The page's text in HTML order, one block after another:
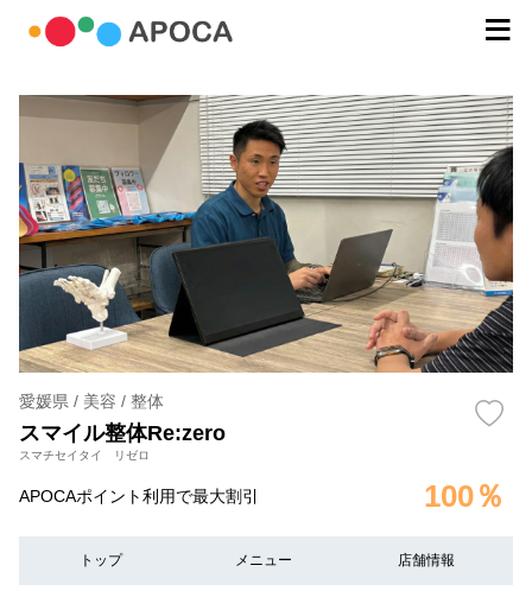
愛媛県 / 美容 / 整体
スマイル整体Re:zero
スマチセイタイ リゼロ
APOCAポイント利用で最大割引 100％
トップ メニュー 店舗情報